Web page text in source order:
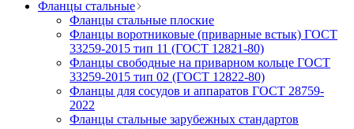
Фланцы стальные
Фланцы стальные плоские
Фланцы воротниковые (приварные встык) ГОСТ
33259-2015 тип 11 (ГОСТ 12821-80)
Фланцы свободные на приварном кольце ГОСТ
33259-2015 тип 02 (ГОСТ 12822-80)
Фланцы для сосудов и аппаратов ГОСТ 28759-
2022
Фланцы стальные зарубежных стандартов